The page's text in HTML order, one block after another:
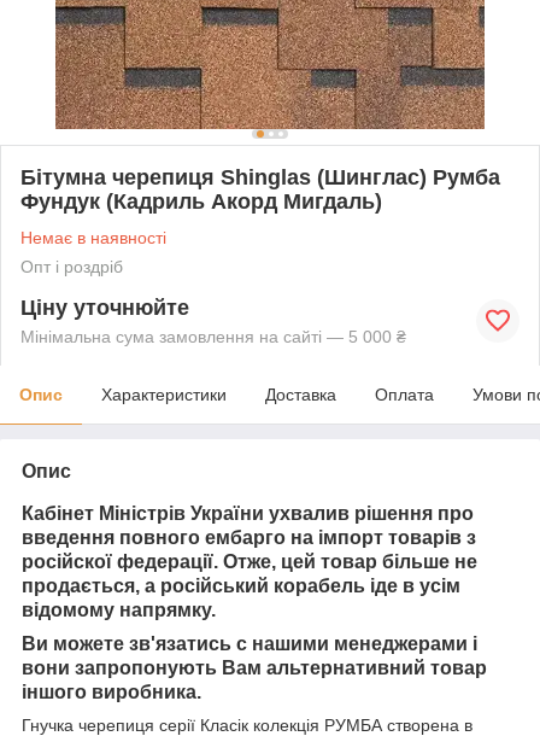
Бітумна черепиця Shinglas (Шинглас) Румба
Фундук (Кадриль Акорд Мигдаль)
Немає в наявності
Опт і роздріб
Ціну уточнюйте
Мінімальна сума замовлення на сайті — 5 000 ₴
Опис Характеристики Доставка Оплата Умови
Опис
Кабінет Міністрів України ухвалив рішення про
введення повного ембарго на імпорт товарів з
російскої федерації. Отже, цей товар більше не
продається, а російський корабель іде в усім
відомому напрямку.
Ви можете зв'язатись с нашими менеджерами і
вони запропонують Вам альтернативний товар
іншого виробника.
Гнучка черепиця серії Класік колекція РУМБА створена в